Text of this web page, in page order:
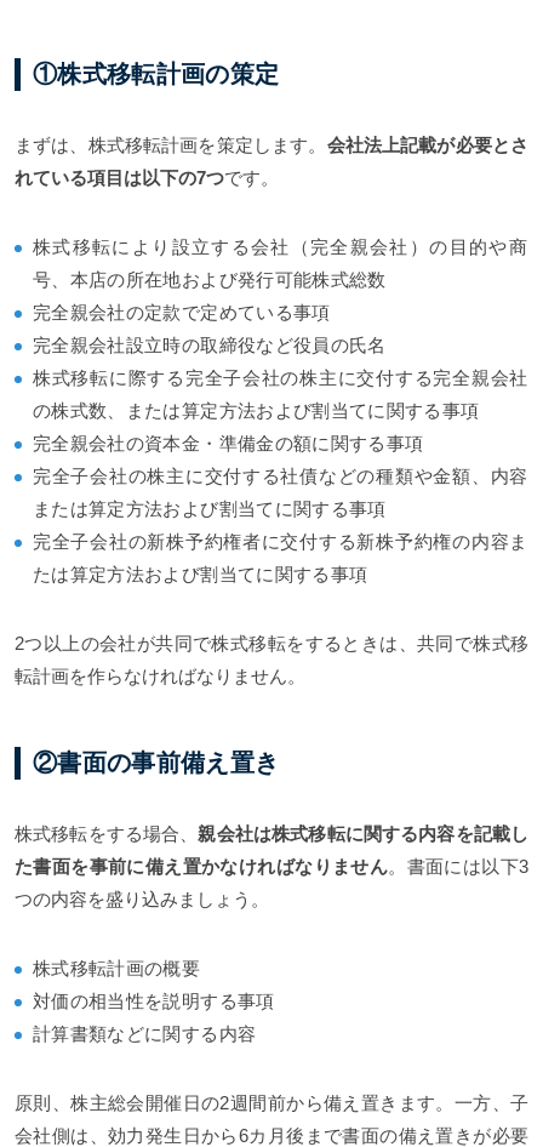
①株式移転計画の策定
まずは、株式移転計画を策定します。 会社法上記載が必要とさ
れている項目は以下の7つです。
株式移転により設立する会社（完全親会社）の目的や商
号、本店の所在地および発行可能株式総数
完全親会社の定款で定めている事項
完全親会社設立時の取締役など役員の氏名
株式移転に際する完全子会社の株主に交付する完全親会社
の株式数、または算定方法および割当てに関する事項
完全親会社の資本金・準備金の額に関する事項
完全子会社の株主に交付する社債などの種類や金額、内容
または算定方法および割当てに関する事項
完全子会社の新株予約権者に交付する新株予約権の内容ま
たは算定方法および割当てに関する事項
2つ以上の会社が共同で株式移転をするときは、共同で株式移
転計画を作らなければなりません。
②書面の事前備え置き
株式移転をする場合、親会社は株式移転に関する内容を記載し
た書面を事前に備え置かなければなりません。書面には以下3
つの内容を盛り込みましょう。
株式移転計画の概要
対価の相当性を説明する事項
計算書類などに関する内容
原則、株主総会開催日の2週間前から備え置きます。一方、子
会社側は、効力発生日から6カ月後まで書面の備え置きが必要